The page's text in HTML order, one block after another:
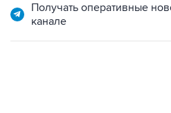
Получать оперативные
канале